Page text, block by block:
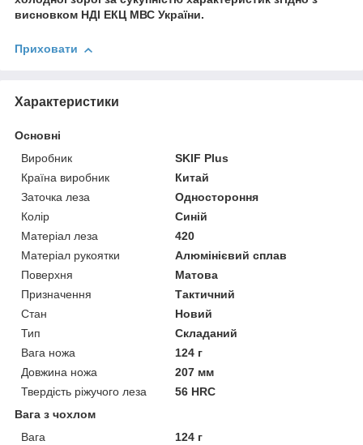
висновком НДІ ЕКЦ МВС України.
Приховати
Характеристики
Основні
Виробник
SKIF Plus
Країна виробник
Китай
Заточка леза
Одностороння
Колір
Синій
Матеріал леза
420
Матеріал рукоятки
Алюмінієвий сплав
Поверхня
Матова
Призначення
Тактичний
Стан
Новий
Тип
Складаний
Вага ножа
124 г
Довжина ножа
207 мм
Твердість ріжучого леза
56 HRC
Вага з чохлом
Вага
124 г